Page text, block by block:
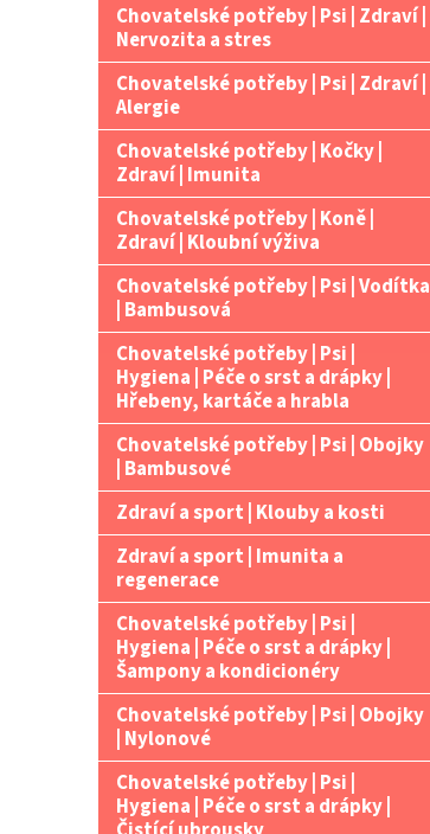
Chovatelské potřeby | Psi | Zdraví |
Nervozita a stres
Chovatelské potřeby | Psi | Zdraví |
Alergie
Chovatelské potřeby | Kočky |
Zdraví | Imunita
Chovatelské potřeby | Koně |
Zdraví | Kloubní výživa
Chovatelské potřeby | Psi | Vodítka
| Bambusová
Chovatelské potřeby | Psi |
Hygiena | Péče o srst a drápky |
Hřebeny, kartáče a hrabla
Chovatelské potřeby | Psi | Obojky
| Bambusové
Zdraví a sport | Klouby a kosti
Zdraví a sport | Imunita a
regenerace
Chovatelské potřeby | Psi |
Hygiena | Péče o srst a drápky |
Šampony a kondicionéry
Chovatelské potřeby | Psi | Obojky
| Nylonové
Chovatelské potřeby | Psi |
Hygiena | Péče o srst a drápky |